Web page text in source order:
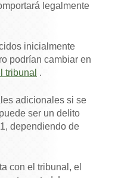
legalmente
inicialmente
podrían cambiar en
tribunal .
adicionales si se
puede ser un delito
dependiendo de
con el tribunal, el